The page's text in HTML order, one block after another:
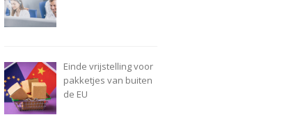
Einde vrijstelling voor
pakketjes van buiten
de EU